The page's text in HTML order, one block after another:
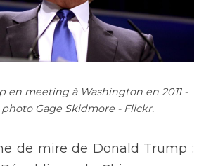
en meeting à Washington en 2011 -
Gage Skidmore - Flickr.
de mire de Donald Trump :